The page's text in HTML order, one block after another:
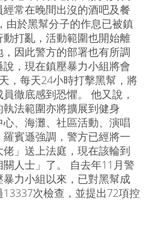
經常在晚間出沒的酒吧及餐
由於黑幫分子的作息已被鎮
打亂，活動範圍也開始離
，因此警方的部署也有所調
，現在鎮壓暴力小組將會
，每天24小時打擊黑幫，將
徹底感到恐懼。 他又說，
法範圍亦將擴展到健身
心、海灘、社區活動、演唱
賓遜強調，警方已經將一
」送上法庭，現在該輪到
人士」了。 自去年11月警
力小組以來，已對黑幫成
13337次檢查，並提出72項控